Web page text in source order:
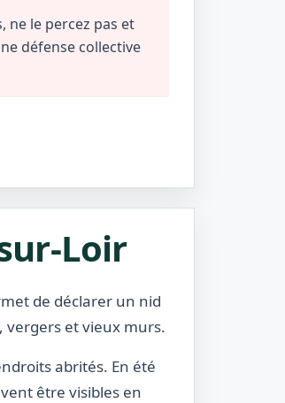
ne le percez pas et
défense collective
Loir
de déclarer un nid
vergers et vieux murs.
abrités. En été
être visibles en